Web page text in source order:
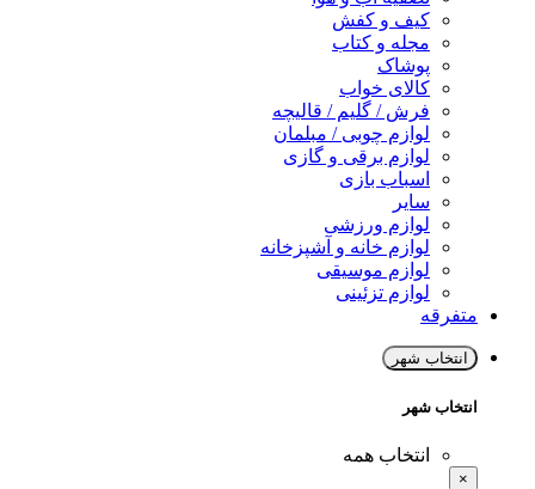
کیف و کفش
مجله و کتاب
پوشاک
کالای خواب
فرش / گلیم / قالیچه
لوازم چوبی / مبلمان
لوازم برقی و گازی
اسباب بازی
سایر
لوازم ورزشی
لوازم خانه و آشپزخانه
لوازم موسیقی
لوازم تزئینی
متفرقه
انتخاب شهر
انتخاب شهر
انتخاب همه
×